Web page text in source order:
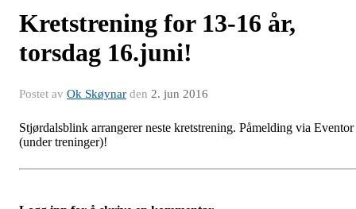
Kretstrening for 13-16 år,
torsdag 16.juni!
Postet av Ok Skøynar den 2. jun 2016
Stjørdalsblink arrangerer neste kretstrening. Påmelding via Eventor
(under treninger)!